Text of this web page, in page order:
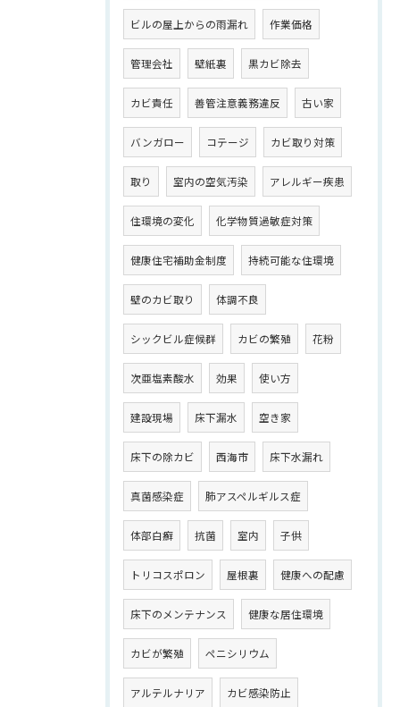
ビルの屋上からの雨漏れ 作業価格
管理会社 壁紙裏 黒カビ除去
カビ責任 善管注意義務違反 古い家
バンガロー コテージ カビ取り対策
取り 室内の空気汚染 アレルギー疾患
住環境の変化 化学物質過敏症対策
健康住宅補助金制度 持続可能な住環境
壁のカビ取り 体調不良
シックビル症候群 カビの繁殖 花粉
次亜塩素酸水 効果 使い方
建設現場 床下漏水 空き家
床下の除カビ 西海市 床下水漏れ
真菌感染症 肺アスペルギルス症
体部白癬 抗菌 室内 子供
トリコスポロン 屋根裏 健康への配慮
床下のメンテナンス 健康な居住環境
カビが繁殖 ペニシリウム
アルテルナリア カビ感染防止